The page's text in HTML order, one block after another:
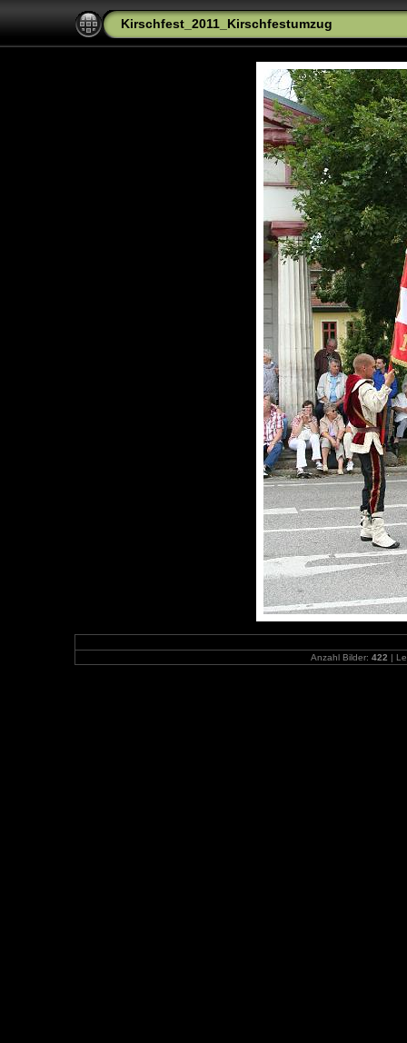
Kirschfest_2011_Kirschfestumzug
Anzahl Bilder: 422 |